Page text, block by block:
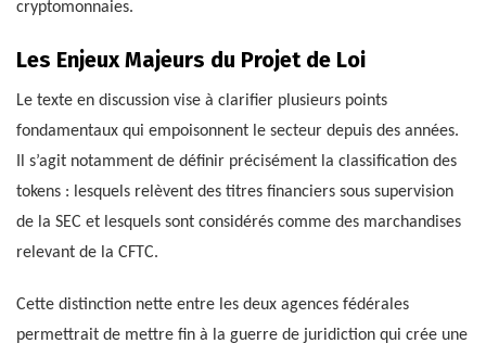
cryptomonnaies.
Les Enjeux Majeurs du Projet de Loi
Le texte en discussion vise à clarifier plusieurs points
fondamentaux qui empoisonnent le secteur depuis des années.
Il s’agit notamment de définir précisément la classification des
tokens : lesquels relèvent des titres financiers sous supervision
de la SEC et lesquels sont considérés comme des marchandises
relevant de la CFTC.
Cette distinction nette entre les deux agences fédérales
permettrait de mettre fin à la guerre de juridiction qui crée une